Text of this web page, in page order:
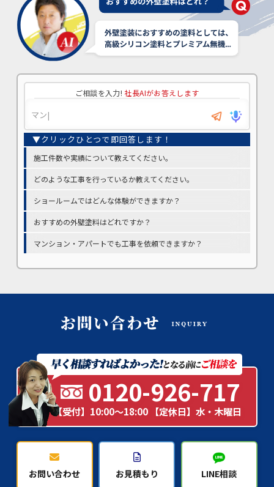
ご相談を入力! 社長AIがお答えします
施工件数や実績について教えてください。
どのような工事を行っているか教えてください。
ショールームではどんな体験ができますか？
おすすめの外壁塗料はどれですか？
マンション・アパートでも工事を依頼できますか？
0120-926-717
【受付】10:00～18:00 【定休日】水・木曜日
お問い合わせ お見積もり LINE相談